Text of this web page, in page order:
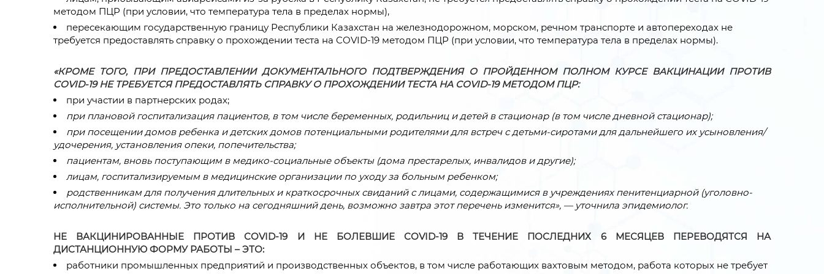
методом ПЦР (при условии, что температура тела в пределах нормы),
пересекающим государственную границу Республики Казахстан на железнодорожном, морском, речном транспорте и автопереходах не
требуется предоставлять справку о прохождении теста на COVID-19 методом ПЦР (при условии, что температура тела в пределах нормы).
«КРОМЕ ТОГО, ПРИ ПРЕДОСТАВЛЕНИИ ДОКУМЕНТАЛЬНОГО ПОДТВЕРЖДЕНИЯ О ПРОЙДЕННОМ ПОЛНОМ КУРСЕ ВАКЦИНАЦИИ ПРОТИВ
COVID-19 НЕ ТРЕБУЕТСЯ ПРЕДОСТАВЛЯТЬ СПРАВКУ О ПРОХОЖДЕНИИ ТЕСТА НА COVID-19 МЕТОДОМ ПЦР:
при участии в партнерских родах;
при плановой госпитализация пациентов, в том числе беременных, родильниц и детей в стационар (в том числе дневной стационар);
при посещении домов ребенка и детских домов потенциальными родителями для встреч с детьми-сиротами для дальнейшего их усыновления/
удочерения, установления опеки, попечительства;
пациентам, вновь поступающим в медико-социальные объекты (дома престарелых, инвалидов и другие);
лицам, госпитализируемым в медицинские организации по уходу за больным ребенком;
родственникам для получения длительных и краткосрочных свиданийс лицами, содержащимися в учреждениях пенитенциарной (уголовно-
исполнительной) системы. Это только на сегодняшний день, возможно завтра этот перечень изменится», — уточнила эпидемиолог.
НЕ ВАКЦИНИРОВАННЫЕ ПРОТИВ COVID-19 И НЕ БОЛЕВШИЕ COVID-19 В ТЕЧЕНИЕ ПОСЛЕДНИХ 6 МЕСЯЦЕВ ПЕРЕВОДЯТСЯ НА
ДИСТАНЦИОННУЮ ФОРМУ РАБОТЫ – ЭТО:
работники промышленных предприятий и производственных объектов, в том числе работающих вахтовым методом, работа которых не требует